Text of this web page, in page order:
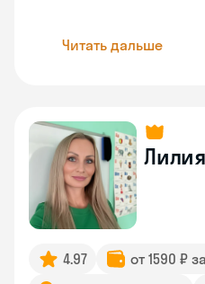
Читать дальше
Лилия
4.97
от 1590 ₽